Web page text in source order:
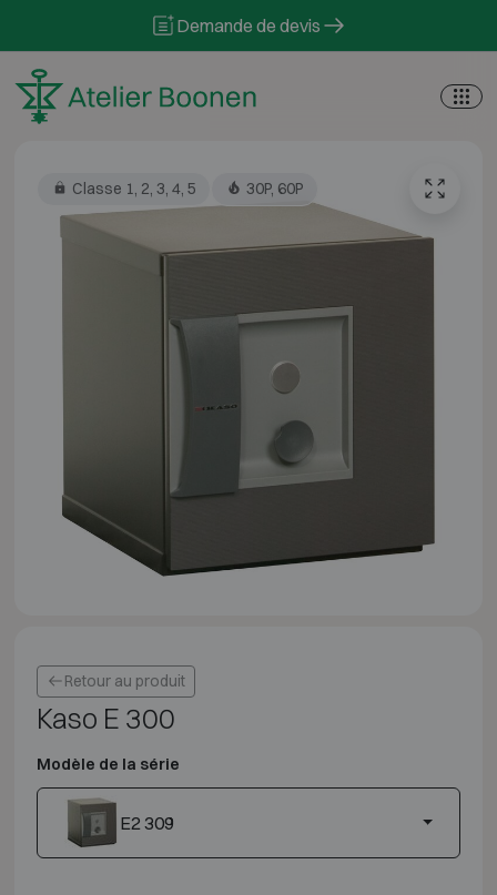
Demande de devis
Classe 1, 2, 3, 4, 5 30P, 60P
Retour au produit
Kaso E 300
Modèle de la série
E2 309